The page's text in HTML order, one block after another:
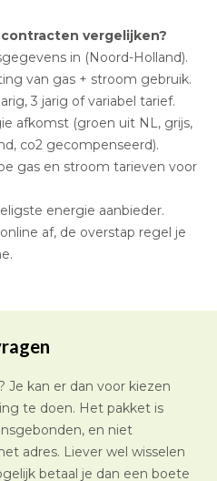
vergelijken?
in (Noord-Holland).
van gas + stroom gebruik.
3 jarig of variabel tarief.
afkomst (groen uit NL, grijs,
co2 gecompenseerd).
gas en stroom tarieven voor
energie aanbieder.
af, de overstap regel je
Je kan er dan voor kiezen
te doen. Het pakket is
en niet
adres. Liever wel wisselen
betaal je dan een boete